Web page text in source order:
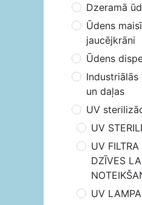
Dzeramā
Ūdens
jaucējkrāni
Ūdens
Industriālās
un daļas
UV
UV
UV
DZĪVES
UV